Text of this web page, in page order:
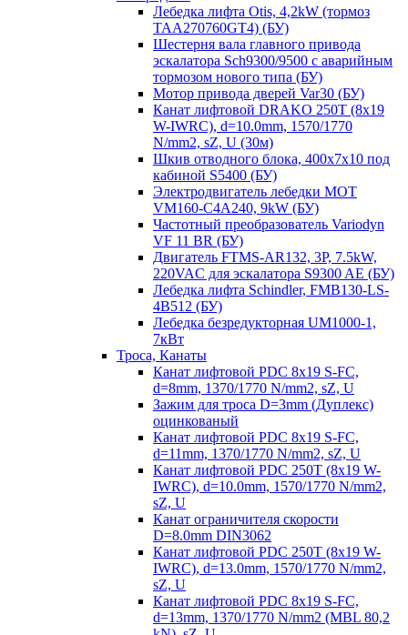
Лебедка лифта Otis, 4,2kW (тормоз
TAA270760GT4) (БУ)
Шестерня вала главного привода
эскалатора Sch9300/9500 с аварийным
тормозом нового типа (БУ)
Мотор привода дверей Var30 (БУ)
Канат лифтовой DRAKO 250T (8x19
W-IWRC), d=10.0mm, 1570/1770
N/mm2, sZ, U (30м)
Шкив отводного блока, 400х7х10 под
кабиной S5400 (БУ)
Электродвигатель лебедки MOT
VM160-C4A240, 9kW (БУ)
Частотный преобразователь Variodyn
VF 11 BR (БУ)
Двигатель FTMS-AR132, 3P, 7.5kW,
220VAC для эскалатора S9300 AE (БУ)
Лебедка лифта Schindler, FMB130-LS-
4B512 (БУ)
Лебедка безредукторная UM1000-1,
7кВт
Троса, Канаты
Канат лифтовой PDC 8x19 S-FC,
d=8mm, 1370/1770 N/mm2, sZ, U
Зажим для троса D=3mm (Дуплекс)
оцинкованый
Канат лифтовой PDC 8x19 S-FC,
d=11mm, 1370/1770 N/mm2, sZ, U
Канат лифтовой PDC 250T (8x19 W-
IWRC), d=10.0mm, 1570/1770 N/mm2,
sZ, U
Канат ограничителя скорости
D=8.0mm DIN3062
Канат лифтовой PDC 250T (8x19 W-
IWRC), d=13.0mm, 1570/1770 N/mm2,
sZ, U
Канат лифтовой PDC 8х19 S-FC,
d=13mm, 1370/1770 N/mm2 (MBL 80,2